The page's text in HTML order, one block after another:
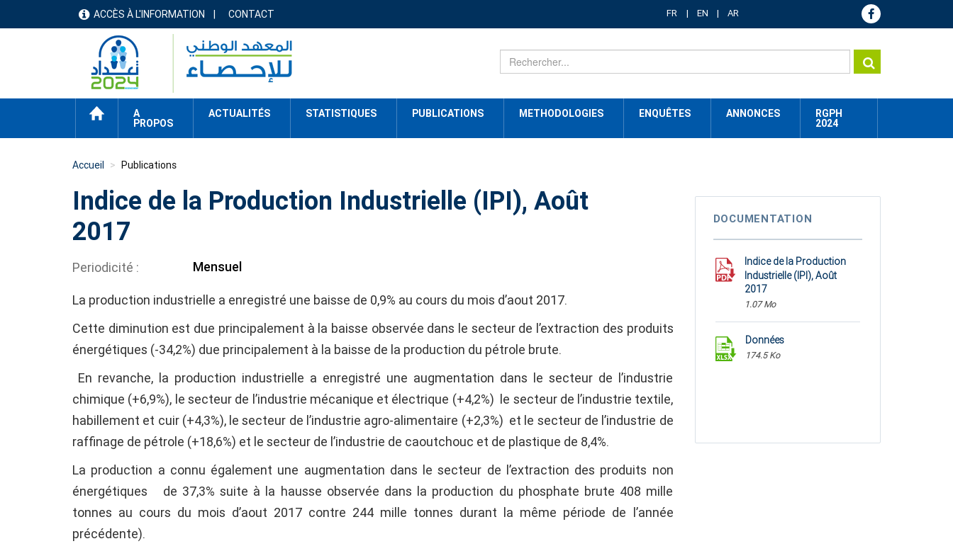
menu
header
ACCÈS À L'INFORMATION CONTACT FR EN AR
ACCUEIL
A
PROPOS
ACTUALITÉS STATISTIQUES PUBLICATIONS METHODOLOGIES ENQUÊTES ANNONCES
RGPH
2024
Accueil Publications
Indice de la Production Industrielle (IPI), Août
2017
Periodicité Mensuel
La production industrielle a enregistré une baisse de 0,9% au cours du mois d’aout 2017.
Cette diminution est due principalement à la baisse observée dans le secteur de l’extraction des produits
énergétiques (-34,2%) due principalement à la baisse de la production du pétrole brute.
En revanche, la production industrielle a enregistré une augmentation dans le secteur de l’industrie
chimique (+6,9%), le secteur de l’industrie mécanique et électrique (+4,2%) le secteur de l’industrie textile,
habillement et cuir (+4,3%), le secteur de l’industrie agro-alimentaire (+2,3%) et le secteur de l’industrie de
raffinage de pétrole (+18,6%) et le secteur de l’industrie de caoutchouc et de plastique de 8,4%.
La production a connu également une augmentation dans le secteur de l’extraction des produits non
énergétiques de 37,3% suite à la hausse observée dans la production du phosphate brute 408 mille
tonnes au cours du mois d’aout 2017 contre 244 mille tonnes durant la même période de l’année
précédente).
DOCUMENTATION
Indice de la Production
Industrielle (IPI), Août
2017
1.07 Mo
Données
174.5 Ko